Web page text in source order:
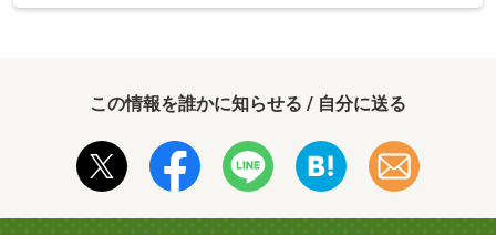
この情報を誰かに知らせる / 自分に送る